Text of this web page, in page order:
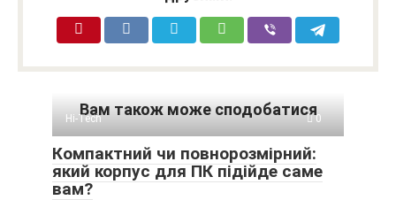
Вам також може сподобатися
Hi-Tech 0
Компактний чи повнорозмірний:
який корпус для ПК підійде саме
вам?